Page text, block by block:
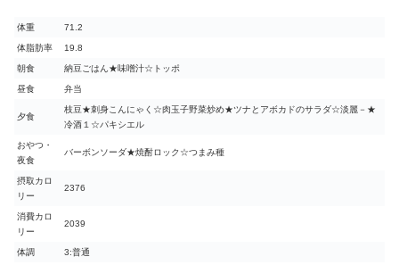
体重 71.2
体脂肪率 19.8
朝食 納豆ごはん★味噌汁☆トッポ
昼食 弁当
夕食
枝豆★刺身こんにゃく☆肉玉子野菜炒め★ツナとアボカドのサラダ☆淡麗－★
冷酒１☆パキシエル
おやつ・
夜食
バーボンソーダ★焼酎ロック☆つまみ種
摂取カロ
リー
2376
消費カロ
リー
2039
体調 3:普通